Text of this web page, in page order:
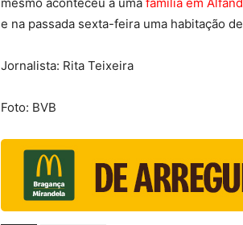
e na passada sexta-feira uma habitação
Jornalista: Rita Teixeira
Foto: BVB